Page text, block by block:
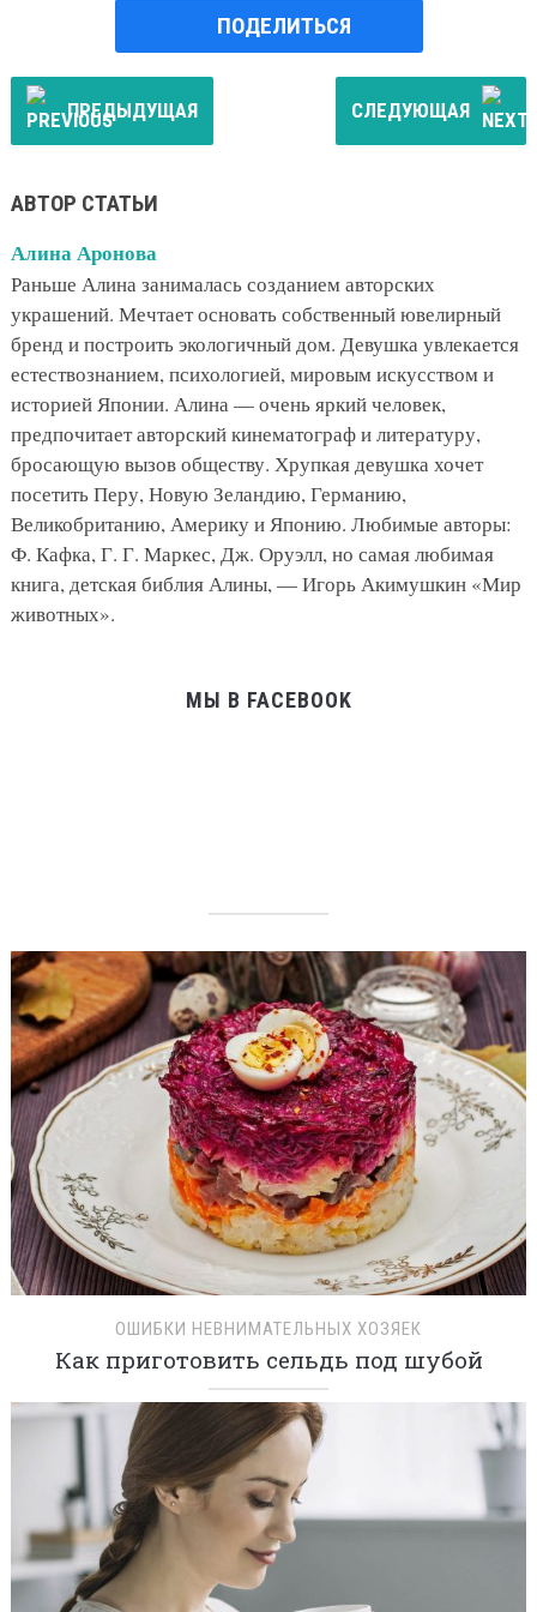
ПОДЕЛИТЬСЯ
ПРЕДЫДУЩАЯ СЛЕДУЮЩАЯ
АВТОР СТАТЬИ
Алина Аронова
Раньше Алина занималась созданием авторских
украшений. Мечтает основать собственный ювелирный
бренд и построить экологичный дом. Девушка увлекается
естествознанием, психологией, мировым искусством и
историей Японии. Алина — очень яркий человек,
предпочитает авторский кинематограф и литературу,
бросающую вызов обществу. Хрупкая девушка хочет
посетить Перу, Новую Зеландию, Германию,
Великобританию, Америку и Японию. Любимые авторы:
Ф. Кафка, Г. Г. Маркес, Дж. Оруэлл, но самая любимая
книга, детская библия Алины, — Игорь Акимушкин «Мир
животных».
МЫ В FACEBOOK
ОШИБКИ НЕВНИМАТЕЛЬНЫХ ХОЗЯЕК
Как приготовить сельдь под шубой